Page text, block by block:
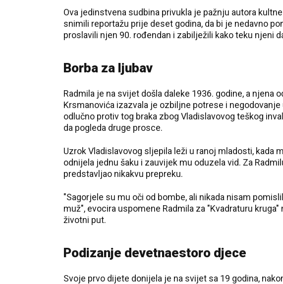
Ova jedinstvena sudbina privukla je pažnju autora
snimili reportažu prije deset godina, da bi je nedavno
proslavili njen 90. rođendan i zabilježili kako teku njeni
Borba za ljubav
Radmila je na svijet došla daleke 1936. godine, a njena
Krsmanovića izazvala je ozbiljne potrese i
odlučno protiv tog braka zbog Vladislavovog teškog
da pogleda druge prosce.
Uzrok Vladislavovog sljepila leži u ranoj mladosti, kada
odnijela jednu šaku i zauvijek mu oduzela vid. Za
predstavljao nikakvu prepreku.
"Sagorjele su mu oči od bombe, ali nikada nisam
muž", evocira uspomene Radmila za "Kvadraturu
životni put.
Podizanje devetnaestoro djece
Svoje prvo dijete donijela je na svijet sa 19 godina,